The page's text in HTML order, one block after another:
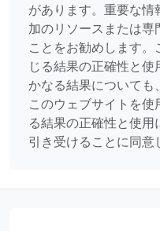
があります。重要な情
加のリソースまたは
ことをお勧めします
じる結果の正確性と
かなる結果についても
このウェブサイトを
る結果の正確性と使
引き受けることに同意